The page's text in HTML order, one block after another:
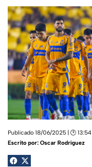
Publicado 18/06/2025 | 🕑 13:54
Escrito por: Oscar Rodríguez